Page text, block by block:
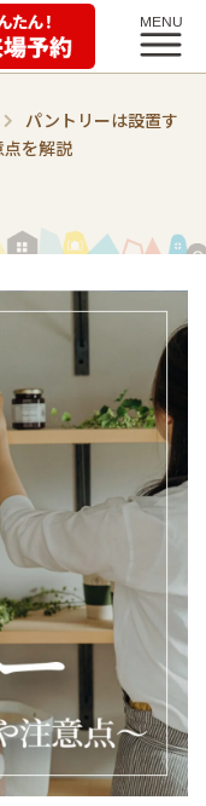
パントリーは設置す
を解説